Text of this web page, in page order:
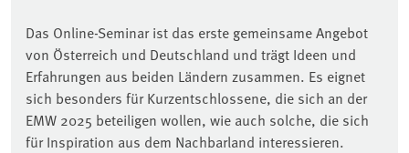
Das Online-Seminar ist das erste gemeinsame Angebot
von Österreich und Deutschland und trägt Ideen und
Erfahrungen aus beiden Ländern zusammen. Es eignet
sich besonders für Kurzentschlossene, die sich an der
EMW 2025 beteiligen wollen, wie auch solche, die sich
für Inspiration aus dem Nachbarland interessieren.